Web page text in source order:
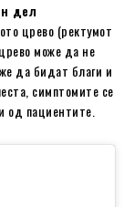
дел
црево (ректумот
може да не
да бидат благи и
симптомите се
од пациентите.